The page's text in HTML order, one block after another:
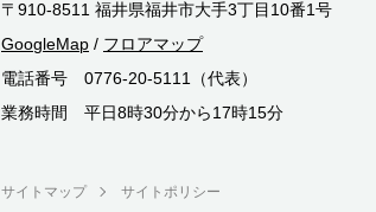
〒910-8511 福井県福井市大手3丁目10番1号
GoogleMap / フロアマップ
電話番号 0776-20-5111（代表）
業務時間 平日8時30分から17時15分
サイトマップ サイトポリシー